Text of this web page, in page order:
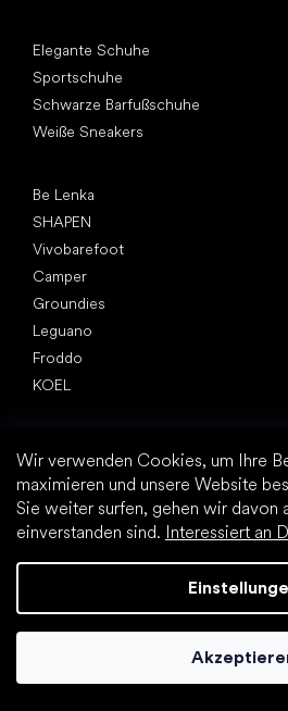
Wir verwenden Cookies, um Ihre
maximieren und unsere Website
Sie weiter surfen, gehen wir davon
einverstanden sind. Interessiert an
Elegante Schuhe
Sportschuhe
Schwarze Barfußschuhe
Weiße Sneakers
Be Lenka
SHAPEN
Vivobarefoot
Camper
Groundies
Leguano
Froddo
KOEL
Fersensporn
Plattfuß
Flache Laufsohle vs. Absatzschuhe
Wasserfeste Barfußschuhe
Praktische Tipps zur richtigen